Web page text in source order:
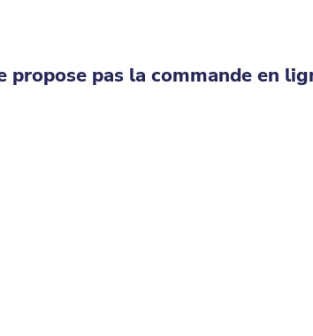
propose pas la commande en